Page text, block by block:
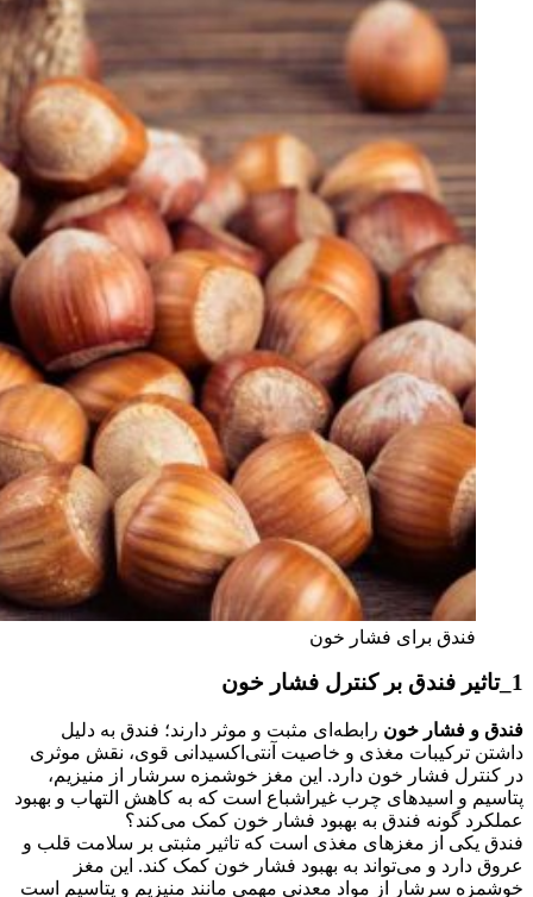
فندق برای فشار خون
1_تاثیر فندق بر کنترل فشار خون
فندق و فشار خون رابطه‌ای مثبت و موثر دارند؛ فندق به دلیل
داشتن ترکیبات مغذی و خاصیت آنتی‌اکسیدانی قوی، نقش موثری
در کنترل فشار خون دارد. این مغز خوشمزه سرشار از منیزیم،
پتاسیم و اسیدهای چرب غیراشباع است که به کاهش التهاب و بهبود
عملکرد گونه فندق به بهبود فشار خون کمک می‌کند؟
فندق یکی از مغزهای مغذی است که تاثیر مثبتی بر سلامت قلب و
عروق دارد و می‌تواند به بهبود فشار خون کمک کند. این مغز
خوشمزه سرشار از مواد معدنی مهمی مانند منیزیم و پتاسیم است